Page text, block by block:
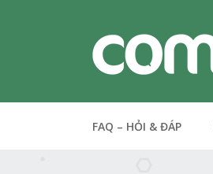
FAQ – HỎI & ĐÁP